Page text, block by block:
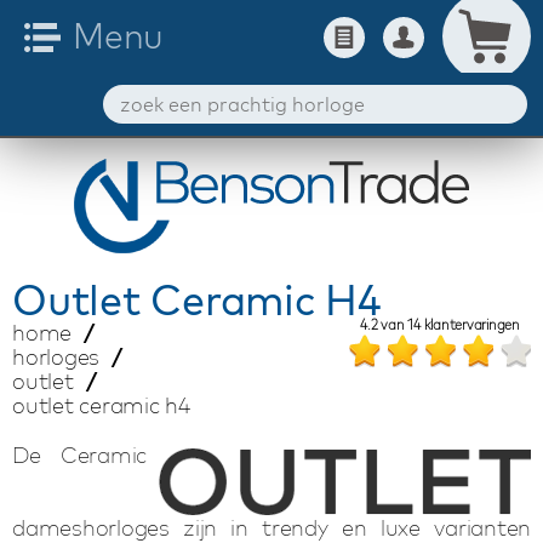
OutletCeramic H4
home
horloges
outlet
outlet ceramic h4
4.2van14klantervaringen
De Ceramic
dameshorloges zijn in trendy en luxe varianten